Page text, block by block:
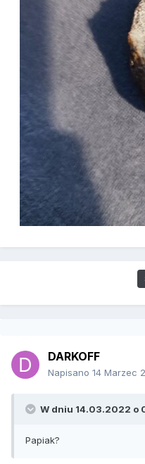
DARKOFF
Napisano 14 Marzec
W dniu 14.03.2022 o
Papiak?